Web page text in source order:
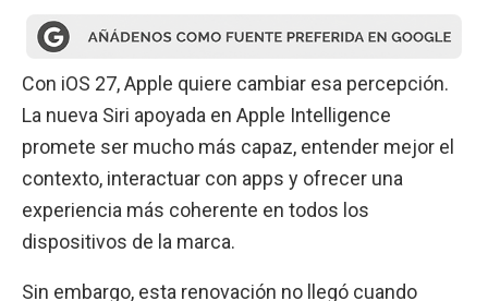
Con iOS 27, Apple quiere cambiar esa percepción.
La nueva Siri apoyada en Apple Intelligence
promete ser mucho más capaz, entender mejor el
contexto, interactuar con apps y ofrecer una
experiencia más coherente en todos los
dispositivos de la marca.
Sin embargo, esta renovación no llegó cuando